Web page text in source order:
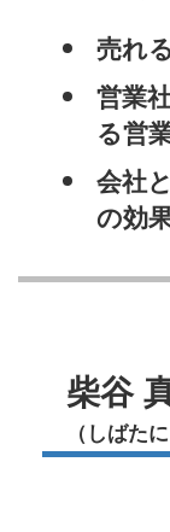
売れ
営業
る営
会社
の効
柴谷
（しばた